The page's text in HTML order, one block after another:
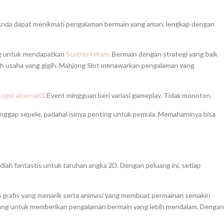
dapat menikmati pengalaman bermain yang aman, lengkap dengan
untuk mendapatkan Scatter Hitam. Bermain dengan strategi yang baik
yang gigih. Mahjong Slot menawarkan pengalaman yang
alternatif. Event mingguan beri variasi gameplay. Tidak monoton.
sepele, padahal isinya penting untuk pemula. Memahaminya bisa
fantastis untuk taruhan angka 2D. Dengan peluang ini, setiap
yang menarik serta animasi yang membuat permainan semakin
untuk memberikan pengalaman bermain yang lebih mendalam. Dengan